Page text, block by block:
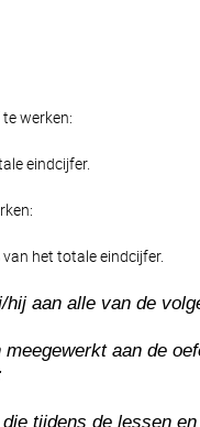
werken:
eindcijfer.
het totale eindcijfer.
aan alle van de
aan de
tijdens de lessen